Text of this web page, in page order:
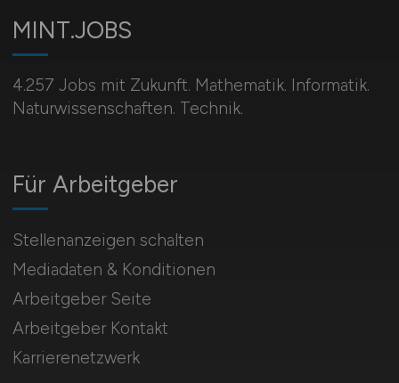
MINT.JOBS
4.257 Jobs mit Zukunft. Mathematik. Informatik.
Naturwissenschaften. Technik.
Für Arbeitgeber
Stellenanzeigen schalten
Mediadaten & Konditionen
Arbeitgeber Seite
Arbeitgeber Kontakt
Karrierenetzwerk